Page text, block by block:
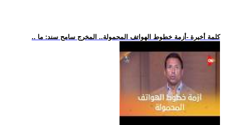
.. كلمة أخيرة -أزمة خطوط الهواتف المحمولة.. المخرج سامح سند: ما